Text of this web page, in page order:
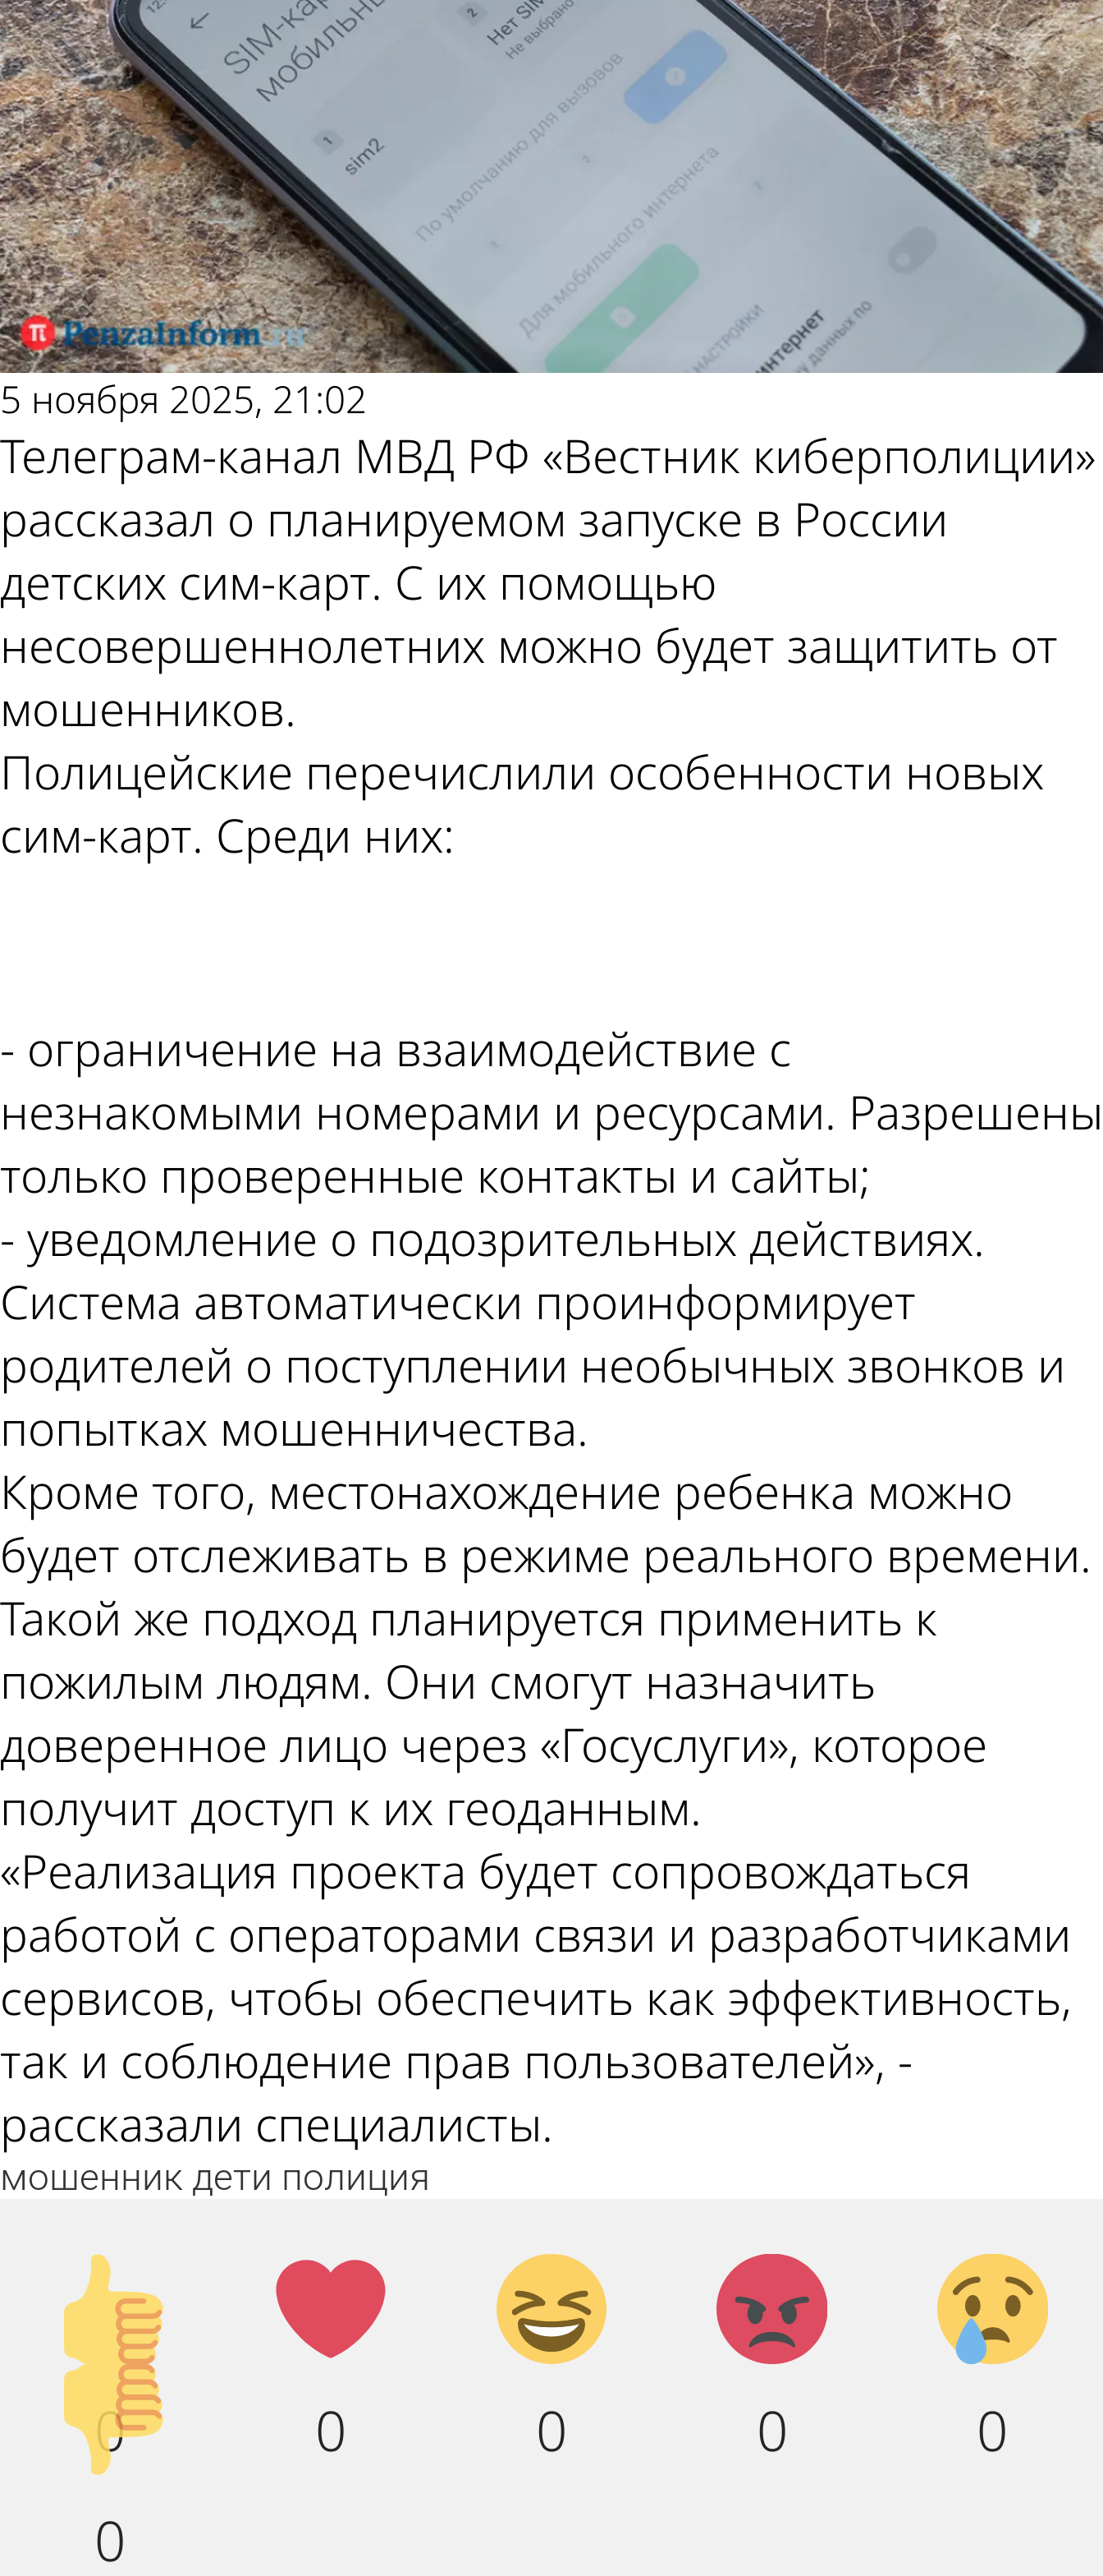
5 ноября 2025, 21:02
Телеграм-канал МВД РФ «Вестник киберполиции»
рассказал о планируемом запуске в России
детских сим-карт. С их помощью
несовершеннолетних можно будет защитить от
мошенников.
Полицейские перечислили особенности новых
сим-карт. Среди них:
- ограничение на взаимодействие с
незнакомыми номерами и ресурсами. Разрешены
только проверенные контакты и сайты;
- уведомление о подозрительных действиях.
Система автоматически проинформирует
родителей о поступлении необычных звонков и
попытках мошенничества.
Кроме того, местонахождение ребенка можно
будет отслеживать в режиме реального времени.
Такой же подход планируется применить к
пожилым людям. Они смогут назначить
доверенное лицо через «Госуслуги», которое
получит доступ к их геоданным.
«Реализация проекта будет сопровождаться
работой с операторами связи и разработчиками
сервисов, чтобы обеспечить как эффективность,
так и соблюдение прав пользователей», -
рассказали специалисты.
мошенник дети полиция
Палец
вверх!
0
Лайк!
0
Дикий
смех!
0
Агрессия!
0
Грусть
:(
0
Палец
вниз!
0